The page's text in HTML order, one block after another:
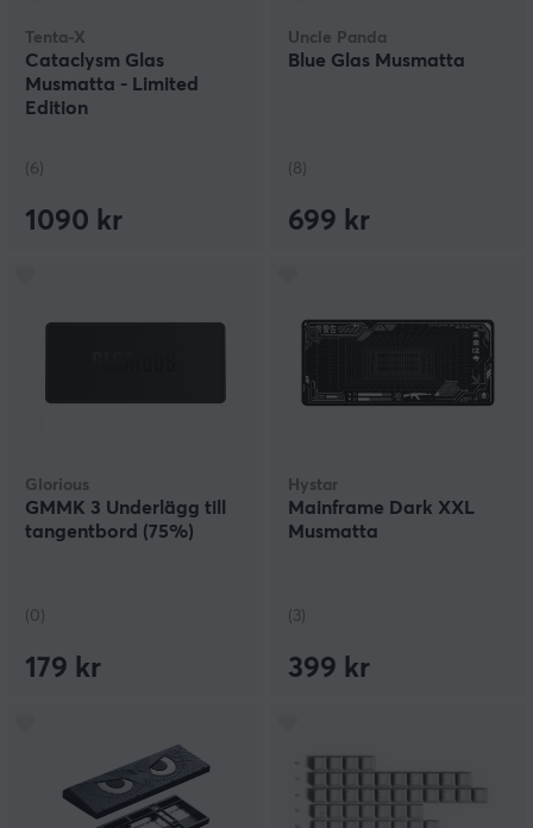
Tenta-X
Cataclysm Glas
Musmatta - Limited
Edition
(6)
1090 kr
Uncle Panda
Blue Glas Musmatta
(8)
699 kr
Glorious
GMMK 3 Underlägg till
tangentbord (75%)
(0)
179 kr
Hystar
Mainframe Dark XXL
Musmatta
(3)
399 kr